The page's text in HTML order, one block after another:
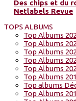
Des chips et du
Netlabels Revue
TOPS ALBUMS
Top Albums
Top Albums
Top Albums
Top Albums
Top Albums
Top Albums
Top albums
Top Albums